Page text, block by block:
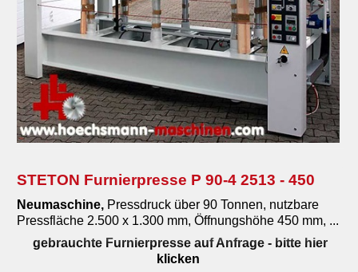
STETON Furnierpresse P 90-4 2513 - 450
Neumaschine, Pressdruck über 90 Tonnen, nutzbare
Pressfläche 2.500 x 1.300 mm, Öffnungshöhe 450 mm, ...
gebrauchte Furnierpresse auf Anfrage- bitte hier
klicken